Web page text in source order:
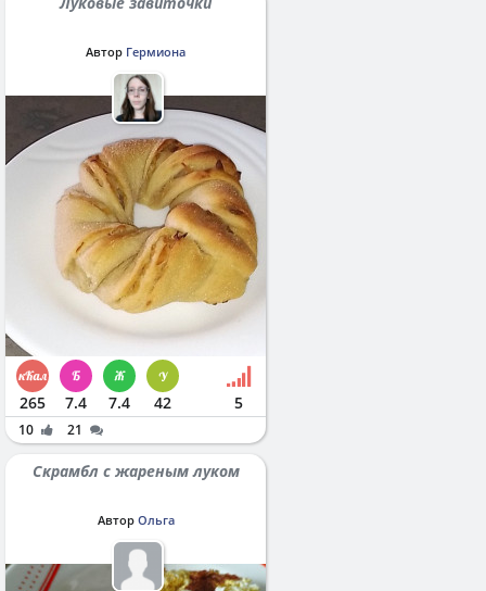
Автор Гермиона
265 7.4 7.4 42 5
10 21
Скрамбл с жареным луком
Автор Ольга